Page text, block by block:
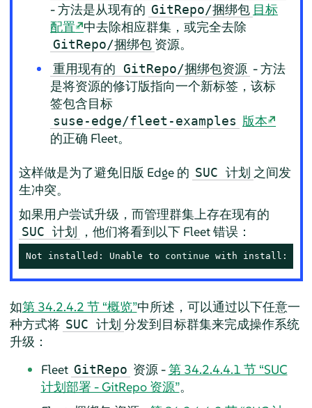
- 方法是从现有的 GitRepo/捆绑包 目标
配置
中去除相应群集，或完全去除
GitRepo/捆绑包 资源。
重用现有的 GitRepo/捆绑包资源 - 方法
是将资源的修订版指向一个新标签，该标
签包含目标
suse-edge/fleet-examples 版本
的正确 Fleet。
这样做是为了避免旧版 Edge 的 SUC 计划 之间发
生冲突。
如果用户尝试升级，而管理群集上存在现有的
SUC 计划 ，他们将看到以下 Fleet 错误：
Not installed: Unable to continue with install: Plan
如第 34.2.4.2 节 “概览”中所述，可以通过以下任意一
种方式将 SUC 计划 分发到目标群集来完成操作系统
升级：
Fleet GitRepo 资源 -第 34.2.4.4.1 节 “SUC
计划部署 - GitRepo 资源”。